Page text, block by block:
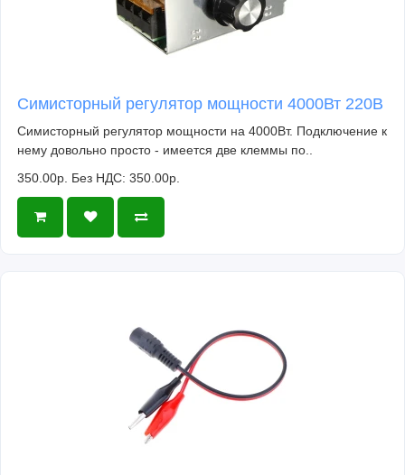
Симисторный регулятор мощности 4000Вт 220В
Симисторный регулятор мощности на 4000Вт. Подключение к
нему довольно просто - имеется две клеммы по..
350.00р. Без НДС: 350.00р.